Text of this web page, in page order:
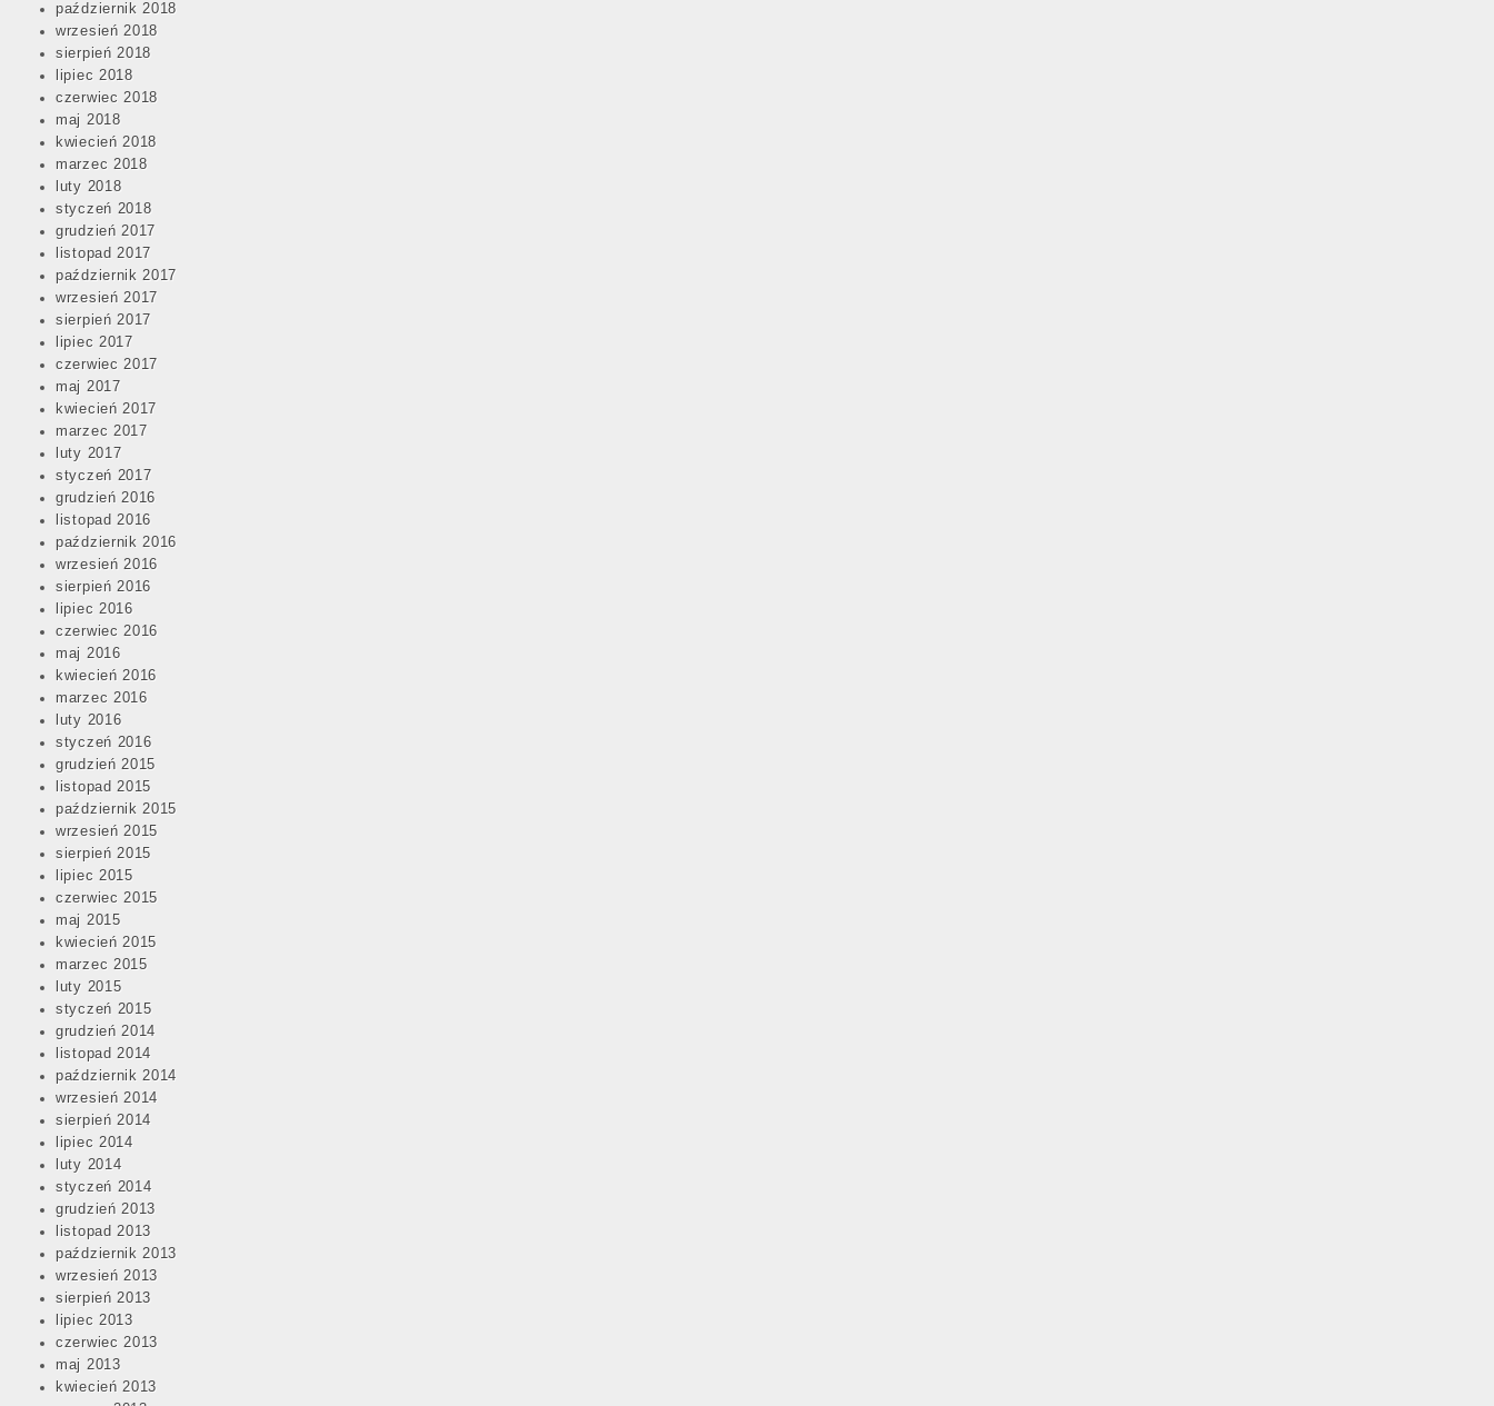
październik 2018
wrzesień 2018
sierpień 2018
lipiec 2018
czerwiec 2018
maj 2018
kwiecień 2018
marzec 2018
luty 2018
styczeń 2018
grudzień 2017
listopad 2017
październik 2017
wrzesień 2017
sierpień 2017
lipiec 2017
czerwiec 2017
maj 2017
kwiecień 2017
marzec 2017
luty 2017
styczeń 2017
grudzień 2016
listopad 2016
październik 2016
wrzesień 2016
sierpień 2016
lipiec 2016
czerwiec 2016
maj 2016
kwiecień 2016
marzec 2016
luty 2016
styczeń 2016
grudzień 2015
listopad 2015
październik 2015
wrzesień 2015
sierpień 2015
lipiec 2015
czerwiec 2015
maj 2015
kwiecień 2015
marzec 2015
luty 2015
styczeń 2015
grudzień 2014
listopad 2014
październik 2014
wrzesień 2014
sierpień 2014
lipiec 2014
luty 2014
styczeń 2014
grudzień 2013
listopad 2013
październik 2013
wrzesień 2013
sierpień 2013
lipiec 2013
czerwiec 2013
maj 2013
kwiecień 2013